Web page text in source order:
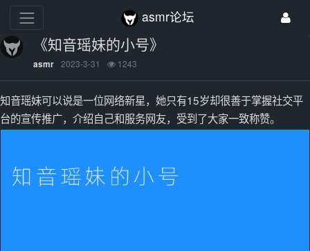
asmr论坛
《知音瑶妹的小号》
asmr 2023-3-31 1243
知音瑶妹可以说是一位网络新星，她只有15岁却很善于掌握社交平
台的宣传推广，介绍自己和服务网友，受到了大家一致称赞。